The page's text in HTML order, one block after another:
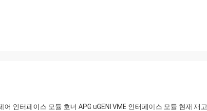
인터페이스 모듈 호너 APG uGENI VME 인터페이스 모듈 현재 재고